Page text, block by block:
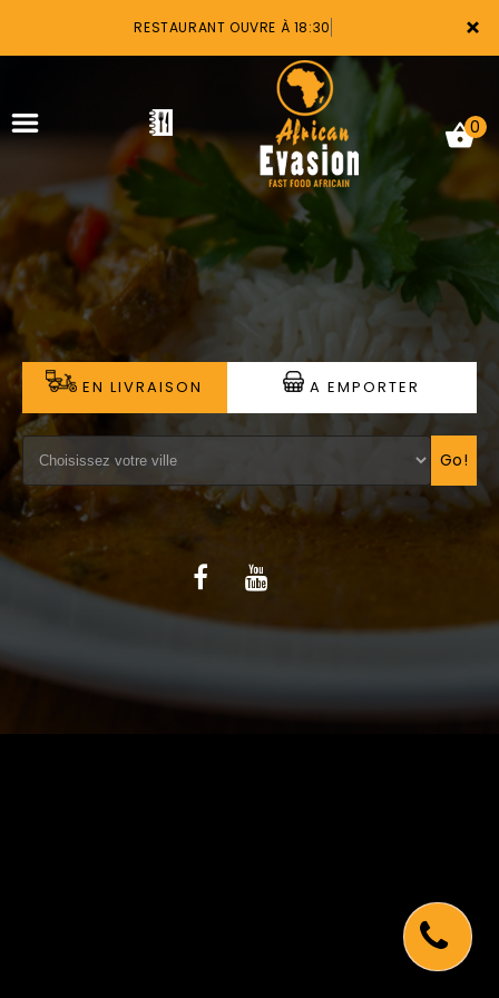
×
RESTAURANT OUVRE À 18:30
ACCUEIL
LA CARTE
VOTRE COMPTE
NOTRE RESTAURANT
VOS AVIS
MENTIONS LÉGALES
0
EN LIVRAISON A EMPORTER
Go!